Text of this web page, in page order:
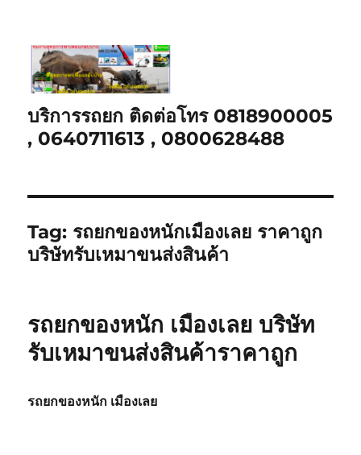
บริการรถยก ติดต่อโทร 0818900005
, 0640711613 , 0800628488
Tag: รถยกของหนักเมืองเลย ราคาถูก
บริษัทรับเหมาขนส่งสินค้า
รถยกของหนัก เมืองเลย บริษัท
รับเหมาขนส่งสินค้าราคาถูก
รถยกของหนัก เมืองเลย